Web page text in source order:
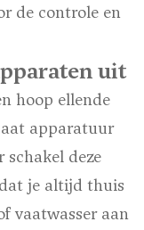
de controle en
uit
hoop ellende
apparatuur
deze
je altijd thuis
vaatwasser aan